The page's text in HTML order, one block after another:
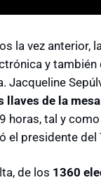
la vez anterior,
y
Jacqueline
llaves de la
horas, tal y
el presidente del
de los 1360